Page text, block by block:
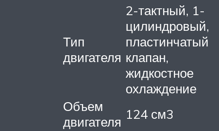
Тип
двигателя
2-тактный, 1-
цилиндровый,
пластинчатый
клапан,
жидкостное
охлаждение
Объем
двигателя 124 см3